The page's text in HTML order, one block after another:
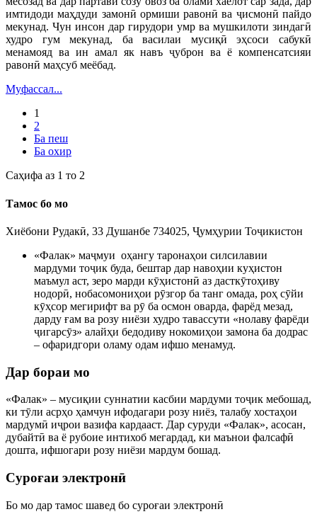
имтидоди маҳдуди замонӣ ормиши равонӣ ва ҷисмонӣ пайдо
мекунад. Чун инсон дар гирудори умр ва мушкилоти зиндагӣ
худро гум мекунад, ба василаи мусиқӣ эҳсоси сабукӣ
менамояд ва ин амал як навъ ҷуброн ва ё компенсатсияи
равонӣ маҳсуб меёбад.
Муфассал...
1
2
Ба пеш
Ба охир
Саҳифа аз 1 то 2
Тамос бо мо
Хиёбони Рудакӣ, 33 Душанбе 734025, Ҷумҳурии Тоҷикистон
«Фалак» маҷмуи оҳангу таронаҳои силсилавии
мардуми тоҷик буда, бештар дар навоҳии куҳистон
маъмул аст, зеро марди кӯҳистонӣ аз дасткӯтоҳиву
нодорӣ, нобасомониҳои рӯзгор ба танг омада, роҳ сӯйи
кӯҳсор мегирифт ва рӯ ба осмон оварда, фарёд мезад,
дарду ғам ва розу ниёзи худро тавассути «нолаву фарёди
ҷигарсӯз» алайҳи бедодиву нокомиҳои замона ба додрас
– офаридгори оламу одам ифшо менамуд.
Дар бораи мо
«Фалак» – мусиқии суннатии касбии мардуми тоҷик мебошад,
ки тӯли асрҳо ҳамчун ифодагари розу ниёз, талабу хостаҳои
мардумӣ иҷрои вазифа кардааст. Дар суруди «Фалак», асосан,
дубайтӣ ва ё рубоие интихоб мегардад, ки маънои фалсафӣ
дошта, ифшогари розу ниёзи мардум бошад.
Суроғаи электронӣ
Бо мо дар тамос шавед бо суроғаи электронӣ